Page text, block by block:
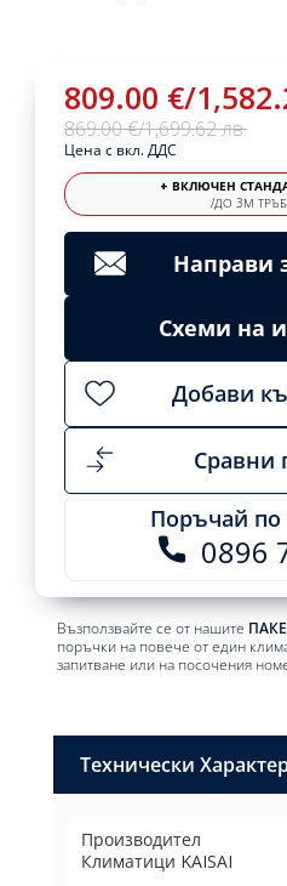
809.00 €/
869.00 €/1,699.62 лв.
Цена с вкл. ДДС
+ ВКЛЮЧЕН
/ДО 3М
Направи
Схеми на
Добави
Сравни
Поръчай по
0896
Възползвайте се от нашите
поръчки на повече от един
запитване или на посочения
Технически
Производител
Климатици KAISAI